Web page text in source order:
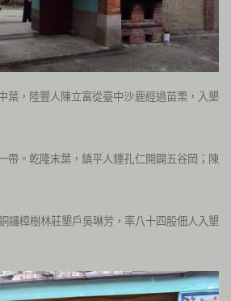
葉，陸豐人陳立富從臺中沙鹿經過苗栗，入墾
帶。乾隆末葉，鎮平人鍾孔仁開闢五谷岡；陳
鑼樟樹林莊墾戶吳琳芳，率八十四股佃人入墾